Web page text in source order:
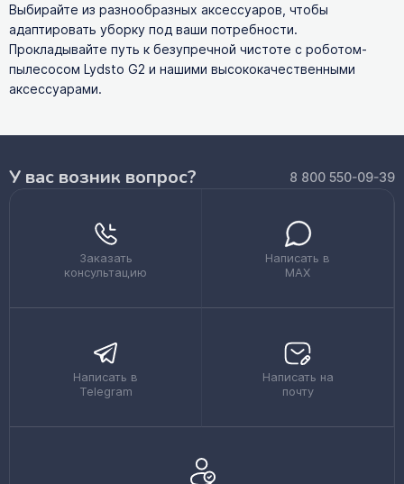
Выбирайте из разнообразных аксессуаров, чтобы
адаптировать уборку под ваши потребности.
Прокладывайте путь к безупречной чистоте с роботом-
пылесосом Lydsto G2 и нашими высококачественными
аксессуарами.
У вас возник вопрос? 8 800 550-09-39
Заказать
консультацию
Написать в
MAX
Написать в
Telegram
Написать на
почту